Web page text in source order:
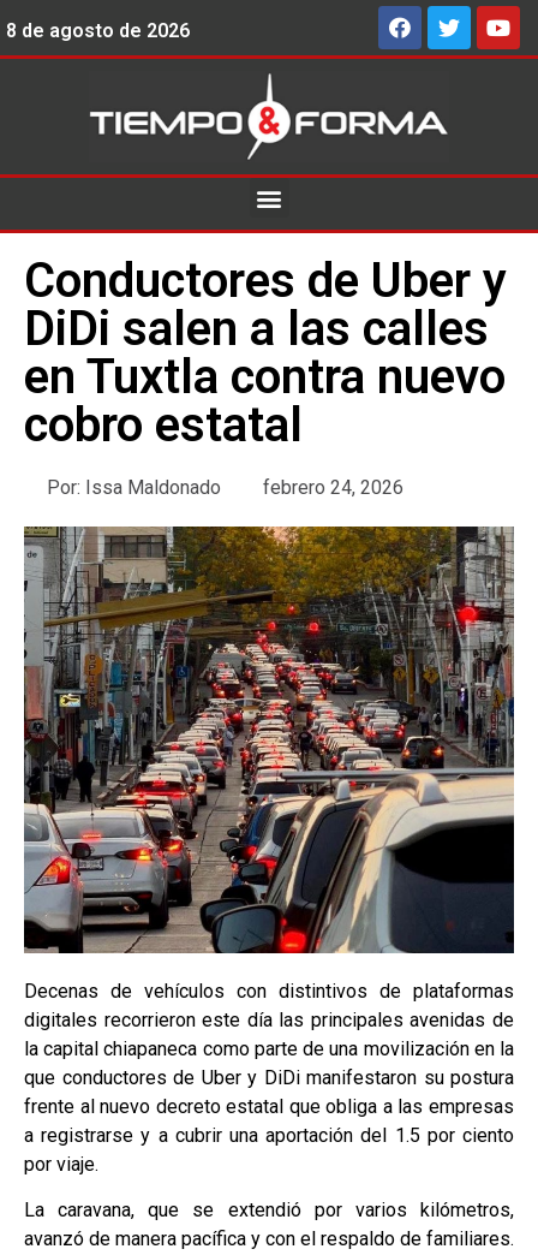
8 de agosto de 2026
Conductores de Uber y
DiDi salen a las calles
en Tuxtla contra nuevo
cobro estatal
Por: Issa Maldonado febrero 24, 2026
Decenas de vehículos con distintivos de plataformas
digitales recorrieron este día las principales avenidas de
la capital chiapaneca como parte de una movilización en la
que conductores de Uber y DiDi manifestaron su postura
frente al nuevo decreto estatal que obliga a las empresas
a registrarse y a cubrir una aportación del 1.5 por ciento
por viaje.
La caravana, que se extendió por varios kilómetros,
avanzó de manera pacífica y con el respaldo de familiares.